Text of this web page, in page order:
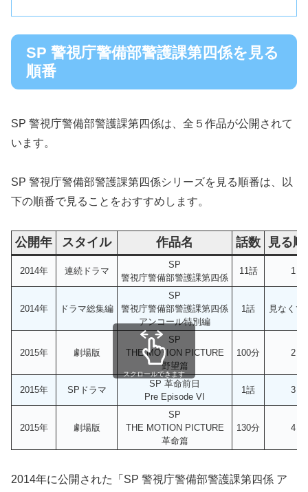
SP 警視庁警備部警護課第四係を見る
順番
SP 警視庁警備部警護課第四係は、全５作品が公開されて
います。
SP 警視庁警備部警護課第四係シリーズを見る順番は、以
下の順番で見ることをおすすめします。
公開年 スタイル 作品名 話数 見る
2014年 連続ドラマ
SP
警視庁警備部警護課第四係
11話 1
2014年 ドラマ総集編
SP
警視庁警備部警護課第四係
アンコール特別編
1話 見なくて
2015年 劇場版
SP
THE MOTION PICTURE
野望篇
100分 2
2015年 SPドラマ
SP 革命前日
Pre Episode VI
1話 3
2015年 劇場版
SP
THE MOTION PICTURE
革命篇
130分 4
スクロールできます
2014年に公開された「SP 警視庁警備部警護課第四係 ア